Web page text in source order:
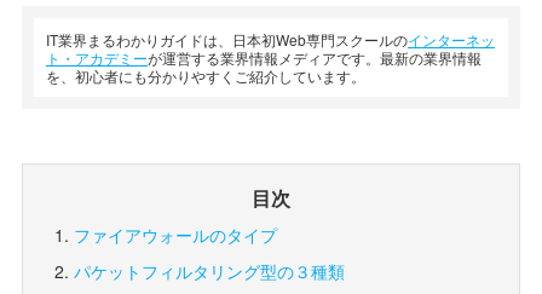
IT業界まるわかりガイドは、日本初Web専門スクールのインターネッ
ト・アカデミーが運営する業界情報メディアです。最新の業界情報
を、初心者にも分かりやすくご紹介しています。
目次
ファイアウォールのタイプ
パケットフィルタリング型の３種類